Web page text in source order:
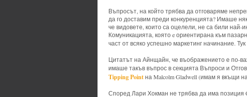
Въпросът, на който трябва да отговаряме
да го доставим преди конкуренцията? Имаше
че видовете, които са оцелели, не са били
Комуникацията, която e ориентирана към
част от всяко успешно маркетинг начинание.
Цитатът на Айнщайн, че въображението е по-
имаше такъв въпрос в секцията Въпроси и
Tipping Pointна Malcolm Gladwell (имам я вкъщи
Според Лари Хокман не трябва да има позиция